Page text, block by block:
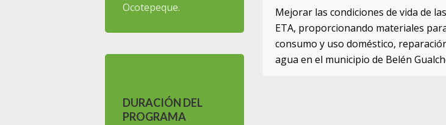
Ocotepeque.
DURACIÓN DEL
PROGRAMA
Mejorar las condiciones de vida de
ETA, proporcionando materiales
consumo y uso doméstico,
agua en el municipio de Belén